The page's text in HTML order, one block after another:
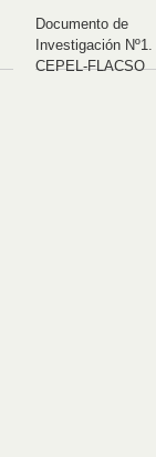
Documento de
Investigación Nº1.
CEPEL-FLACSO